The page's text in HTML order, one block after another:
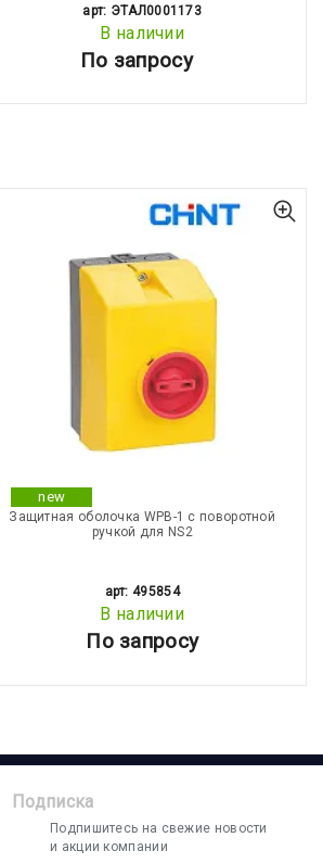
арт: ЭТАЛ0001173
В наличии
По запросу
new
Защитная оболочка WPB-1 с поворотной
ручкой для NS2
арт: 495854
В наличии
По запросу
Подписка
Подпишитесь на свежие новости
и акции компании